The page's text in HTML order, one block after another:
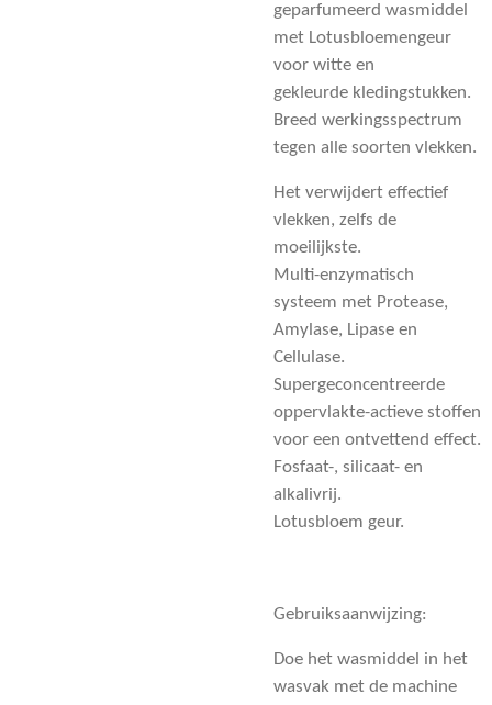
geparfumeerd wasmiddel
met Lotusbloemengeur
voor witte en
gekleurde kledingstukken.
Breed werkingsspectrum
tegen alle soorten vlekken.
Het verwijdert effectief
vlekken, zelfs de
moeilijkste.
Multi-enzymatisch
systeem met Protease,
Amylase, Lipase en
Cellulase.
Supergeconcentreerde
oppervlakte-actieve stoffen
voor een ontvettend effect.
Fosfaat-, silicaat- en
alkalivrij.
Lotusbloem geur.
Gebruiksaanwijzing:
Doe het wasmiddel in het
wasvak met de machine